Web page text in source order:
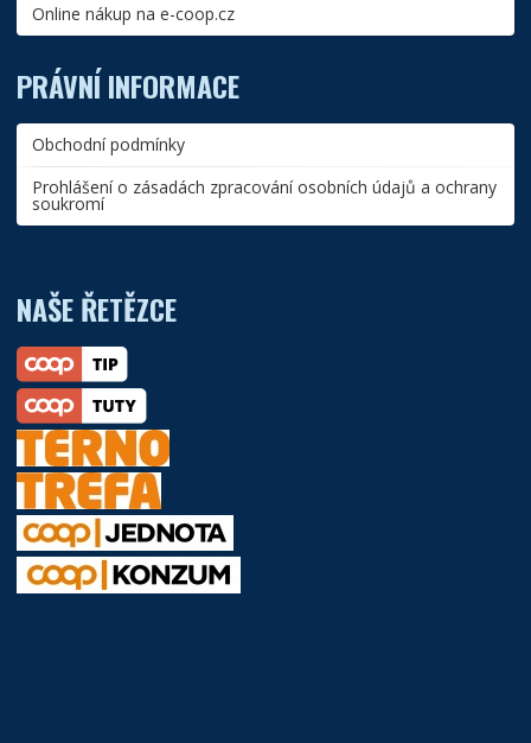
Online nákup na e-coop.cz
PRÁVNÍ INFORMACE
Obchodní podmínky
Prohlášení o zásadách zpracování osobních údajů a ochrany
soukromí
NAŠE ŘETĚZCE